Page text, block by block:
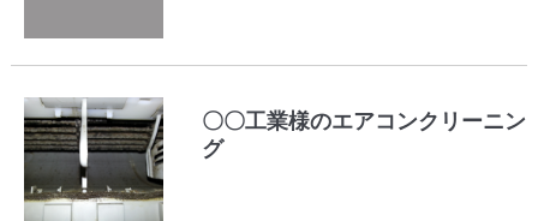
〇〇工業様のエアコンクリーニン
グ